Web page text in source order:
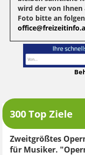
wird der von Ihnen
Foto bitte an
300 Top Ziele
Zweitgrößtes
für Musiker.